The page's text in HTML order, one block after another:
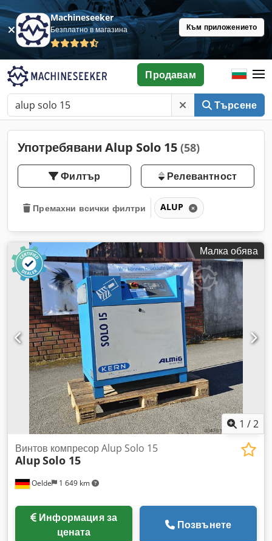
Machineseeker
Безплатно в магазина Към приложението
Търсене
Продавам
Употребявани Alup Solo 15 (58)
Филтър Релевантност
Премахни всички филтри ALUP
Малка обява
1 /2
Oelde 1 649 km
Винтов компресор Alup Solo 15
AlupSolo 15
Информация за
цената
Позвънете